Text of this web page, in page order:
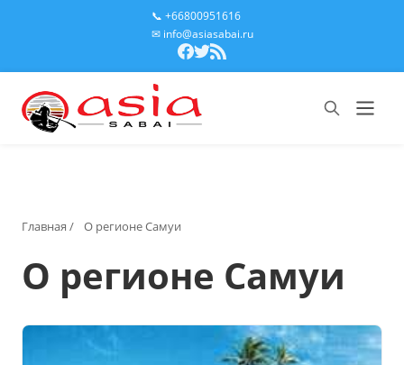
📞 +66800951616
✉ info@asiasabai.ru
Главная / О регионе Самуи
О регионе Самуи